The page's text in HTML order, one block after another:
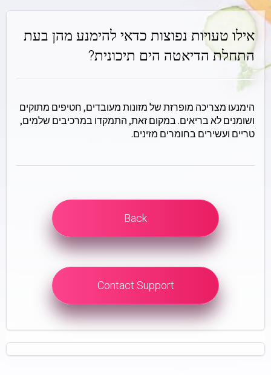
אילו טעויות נפוצות כדאי להימנע מהן בעת
התחלת הדיאטה הים תיכונית?
הימנעו מצריכה מופרזת של מזונות מעובדים, חטיפים מתוקים
ושומנים לא בריאים. במקום זאת, התמקדו במרכיבים שלמים,
טריים ועשירים בחומרים מזינים.
Back
Contact Support